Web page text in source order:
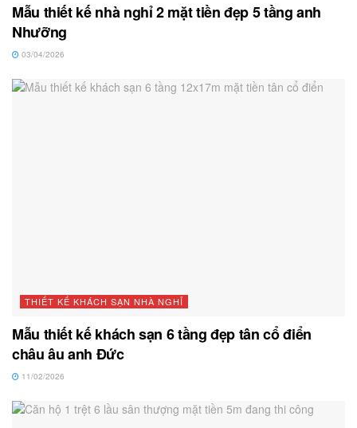
Mẫu thiết kế nhà nghỉ 2 mặt tiền đẹp 5 tầng anh
Nhưỡng
03/04/2026
THIẾT KẾ KHÁCH SẠN NHÀ NGHỈ
Mẫu thiết kế khách sạn 6 tầng đẹp tân cổ điển
châu âu anh Đức
11/02/2026